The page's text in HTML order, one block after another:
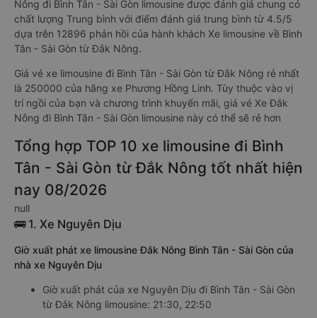
Nông đi Bình Tân - Sài Gòn limousine được đánh giá chung có
chất lượng Trung bình với điểm đánh giá trung bình từ 4.5/5
dựa trên 12896 phản hồi của hành khách Xe limousine về Bình
Tân - Sài Gòn từ Đắk Nông.
Giá vé xe limousine đi Bình Tân - Sài Gòn từ Đắk Nông rẻ nhất
là 250000 của hãng xe Phương Hồng Linh. Tùy thuộc vào vị
trí ngồi của bạn và chương trình khuyến mãi, giá vé Xe Đắk
Nông đi Bình Tân - Sài Gòn limousine này có thể sẽ rẻ hơn
Tổng hợp TOP 10 xe limousine đi Bình
Tân - Sài Gòn từ Đắk Nông tốt nhất hiện
nay 08/2026
null
🚌 1. Xe Nguyên Dịu
Giờ xuất phát xe limousine Đắk Nông Bình Tân - Sài Gòn của
nhà xe Nguyên Dịu
Giờ xuất phát của xe Nguyên Dịu đi Bình Tân - Sài Gòn
từ Đắk Nông limousine: 21:30, 22:50